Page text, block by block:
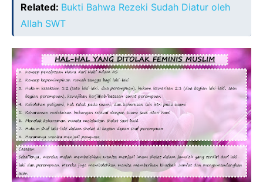
Related: Bukti Bahwa Rezeki Sudah Diatur oleh
Allah SWT